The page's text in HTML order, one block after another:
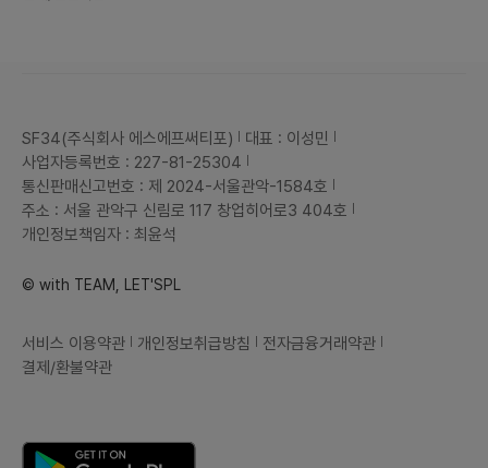
SF34(주식회사 에스에프써티포)
대표 : 이성민
사업자등록번호 : 227-81-25304
통신판매신고번호 : 제 2024-서울관악-1584호
주소 : 서울 관악구 신림로 117 창업히어로3 404호
개인정보책임자 : 최윤석
© with TEAM, LET'SPL
서비스 이용약관 개인정보취급방침
전자금융거래약관
결제/환불약관